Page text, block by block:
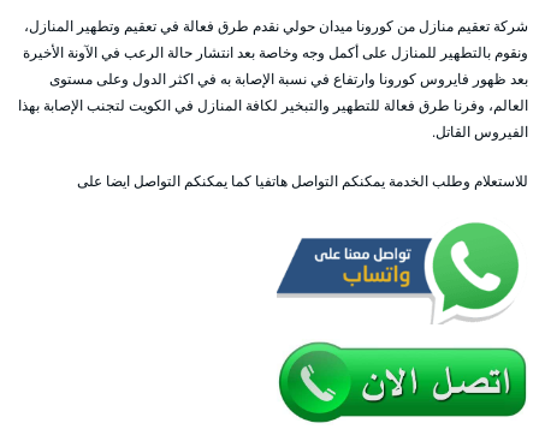
شركة تعقيم منازل من كورونا ميدان حولي نقدم طرق فعالة في تعقيم وتطهير المنازل،
ونقوم بالتطهير للمنازل على أكمل وجه وخاصة بعد انتشار حالة الرعب في الآونة الأخيرة
بعد ظهور فايروس كورونا وارتفاع في نسبة الإصابة به في اكثر الدول وعلى مستوى
العالم، وفرنا طرق فعالة للتطهير والتبخير لكافة المنازل في الكويت لتجنب الإصابة بهذا
الفيروس القاتل.
للاستعلام وطلب الخدمة يمكنكم التواصل هاتفيا كما يمكنكم التواصل ايضا على